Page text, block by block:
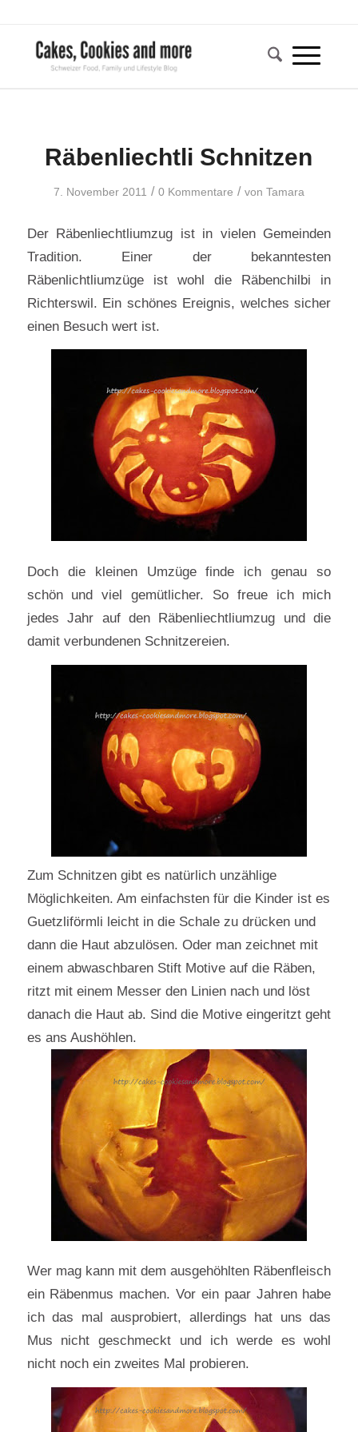
Räbenliechtli Schnitzen
7. November 2011 / 0 Kommentare / von Tamara
Der Räbenliechtliumzug ist in vielen Gemeinden
Tradition. Einer der bekanntesten
Räbenlichtliumzüge ist wohl die Räbenchilbi in
Richterswil. Ein schönes Ereignis, welches sicher
einen Besuch wert ist.
Doch die kleinen Umzüge finde ich genau so
schön und viel gemütlicher. So freue ich mich
jedes Jahr auf den Räbenliechtliumzug und die
damit verbundenen Schnitzereien.
Zum Schnitzen gibt es natürlich unzählige
Möglichkeiten. Am einfachsten für die Kinder ist es
Guetzliförmli leicht in die Schale zu drücken und
dann die Haut abzulösen. Oder man zeichnet mit
einem abwaschbaren Stift Motive auf die Räben,
ritzt mit einem Messer den Linien nach und löst
danach die Haut ab. Sind die Motive eingeritzt geht
es ans Aushöhlen.
Wer mag kann mit dem ausgehöhlten Räbenfleisch
ein Räbenmus machen. Vor ein paar Jahren habe
ich das mal ausprobiert, allerdings hat uns das
Mus nicht geschmeckt und ich werde es wohl
nicht noch ein zweites Mal probieren.